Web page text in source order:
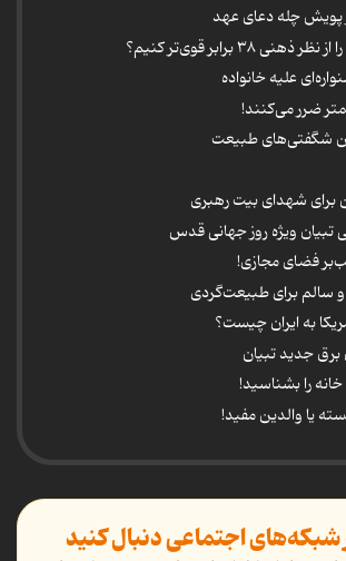
پویش چله دعای عهد
۳۸ برابر قوی‌تر کنیم؟
ضرر می‌کنند!
شگفتی‌های طبیعت
برای شهدای بیت رهبری
ویژه روز جهانی قدس
فضای مجازی!
به ایران چیست؟
برق جدید تبیان
را بشناسید!
یا والدین مفید!
شبکه‌های اجتماعی دنبال کنید